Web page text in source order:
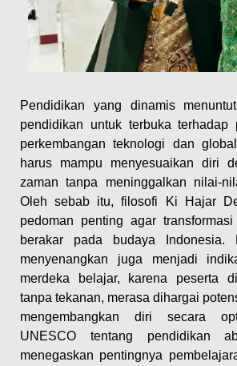
Pendidikan yang dinamis
pendidikan untuk terbuka terhadap
perkembangan teknologi dan
harus mampu menyesuaikan diri
zaman tanpa meninggalkan nilai-
Oleh sebab itu, filosofi Ki Hajar
pedoman penting agar
berakar pada budaya Indonesia.
menyenangkan juga menjadi
merdeka belajar, karena peserta
tanpa tekanan, merasa dihargai
mengembangkan diri secara
UNESCO tentang pendidikan
menegaskan pentingnya